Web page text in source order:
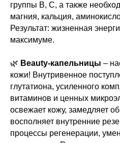
группы В, C, а также
магния, кальция,
Результат: жизненная
максимуме.
🌿 Beauty-капельницы –
кожи! Внутривенное
глутатиона, усиленного
витаминов и ценных
освежает кожу, замедляет
восполняет внутренние
процессы регенерации,